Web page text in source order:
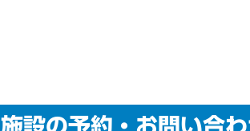
施設の予約・お問い合